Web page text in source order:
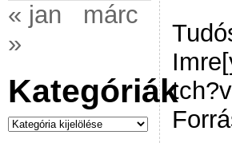
« jan
márc
»
Kategóriák
Kategóriák